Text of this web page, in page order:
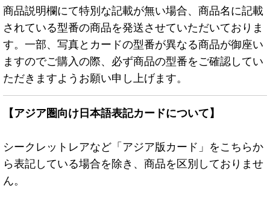
商品説明欄にて特別な記載が無い場合、商品名に記載
されている型番の商品を発送させていただいておりま
す。一部、写真とカードの型番が異なる商品が御座い
ますのでご購入の際、必ず商品の型番をご確認してい
ただきますようお願い申し上げます。
【アジア圏向け日本語表記カードについて】
シークレットレアなど「アジア版カード」をこちらか
ら表記している場合を除き、商品を区別しておりませ
ん。